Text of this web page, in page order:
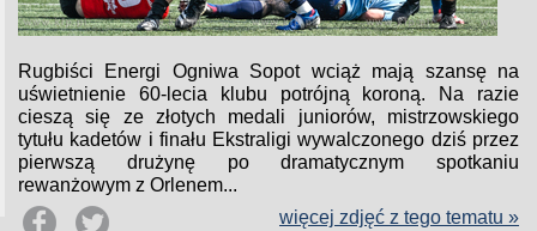
Rugbiści Energi Ogniwa Sopot wciąż mają szansę na
uświetnienie 60-lecia klubu potrójną koroną. Na razie
cieszą się ze złotych medali juniorów, mistrzowskiego
tytułu kadetów i finału Ekstraligi wywalczonego dziś przez
pierwszą drużynę po dramatycznym spotkaniu
rewanżowym z Orlenem...
więcej zdjęć z tego tematu »